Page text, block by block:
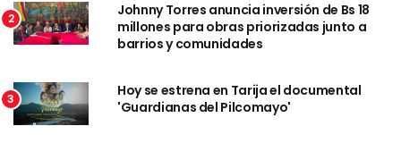
2
Johnny Torres anuncia inversión de Bs 18
millones para obras priorizadas junto a
barrios y comunidades
3
Hoy se estrena en Tarija el documental
'Guardianas del Pilcomayo'